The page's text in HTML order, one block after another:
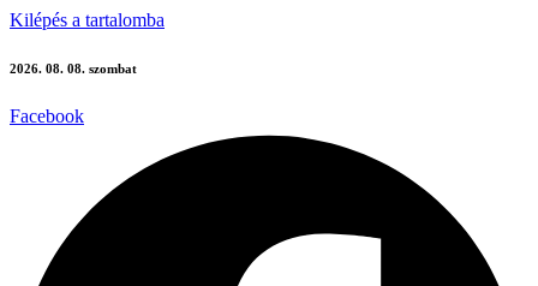
Kilépés a tartalomba
2026. 08. 08. szombat
Facebook